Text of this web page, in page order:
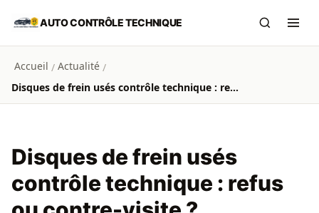
Aller au contenu principal
AUTO CONTRÔLE TECHNIQUE
Accueil / Actualité /
Disques de frein usés contrôle technique : refus ou contre-visite ?
Disques de frein usés
contrôle technique : refus